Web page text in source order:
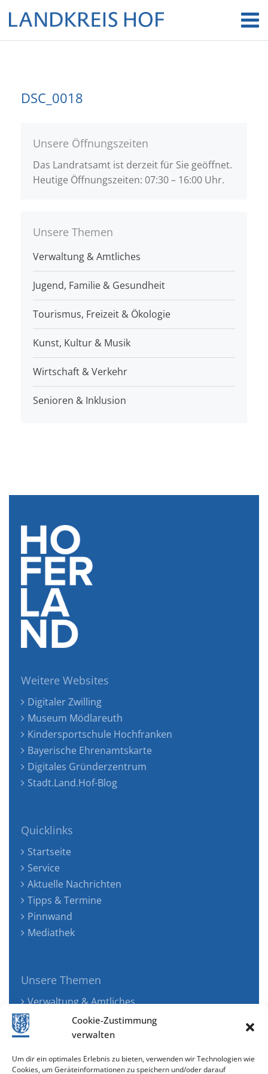
Cookie-Zustimmung
verwalten
Um dir ein optimales Erlebnis zu bieten, verwenden wir Technologien wie
Cookies, um Geräteinformationen zu speichern und/oder darauf
DSC_0018
Unsere Öffnungszeiten
Das Landratsamt ist derzeit für Sie geöffnet.
Heutige Öffnungszeiten: 07:30 – 16:00 Uhr.
Unsere Themen
Verwaltung & Amtliches
Jugend, Familie & Gesundheit
Tourismus, Freizeit & Ökologie
Kunst, Kultur & Musik
Wirtschaft & Verkehr
Senioren & Inklusion
Weitere Websites
Digitaler Zwilling
Museum Mödlareuth
Kindersportschule Hochfranken
Bayerische Ehrenamtskarte
Digitales Gründerzentrum
Stadt.Land.Hof-Blog
Quicklinks
Startseite
Service
Aktuelle Nachrichten
Tipps & Termine
Pinnwand
Mediathek
Unsere Themen
Verwaltung & Amtliches
Jugend, Familie & Gesundheit
Tourismus, Freizeit & Ökologie
Wirtschaft & Verkehr